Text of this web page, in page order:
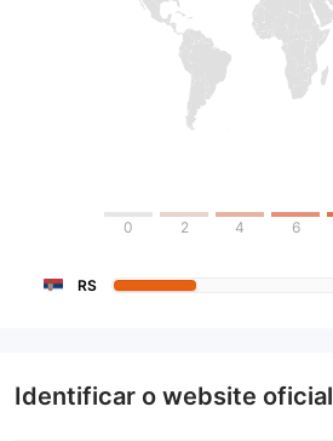
0 2 4 6
RS
Identificar o website oficial